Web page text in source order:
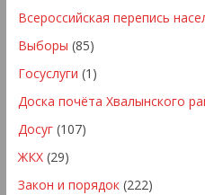
Всероссийская перепись
Выборы (85)
Госуслуги (1)
Доска почёта Хвалынского
Досуг(107)
ЖКХ(29)
Закон и порядок(222)